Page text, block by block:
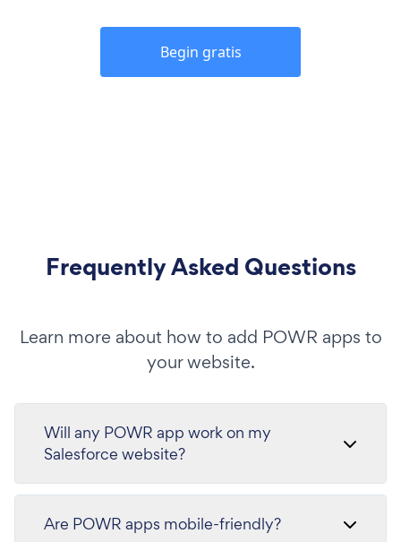
Begin gratis
Frequently Asked Questions
Learn more about how to add POWR apps to
your website.
Will any POWR app work on my
Salesforce website?
Are POWR apps mobile-friendly?